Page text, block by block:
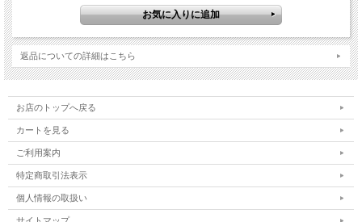
返品についての詳細はこちら
お店のトップへ戻る
カートを見る
ご利用案内
特定商取引法表示
個人情報の取扱い